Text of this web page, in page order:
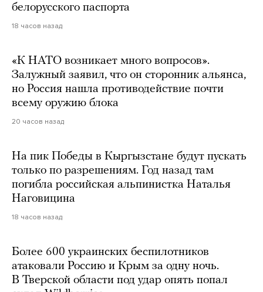
белорусского паспорта
18 часов назад
«К НАТО возникает много вопросов».
Залужный заявил, что он сторонник альянса,
но Россия нашла противодействие почти
всему оружию блока
20 часов назад
На пик Победы в Кыргызстане будут пускать
только по разрешениям. Год назад там
погибла российская альпинистка Наталья
Наговицина
18 часов назад
Более 600 украинских беспилотников
атаковали Россию и Крым за одну ночь.
В Тверской области под удар опять попал